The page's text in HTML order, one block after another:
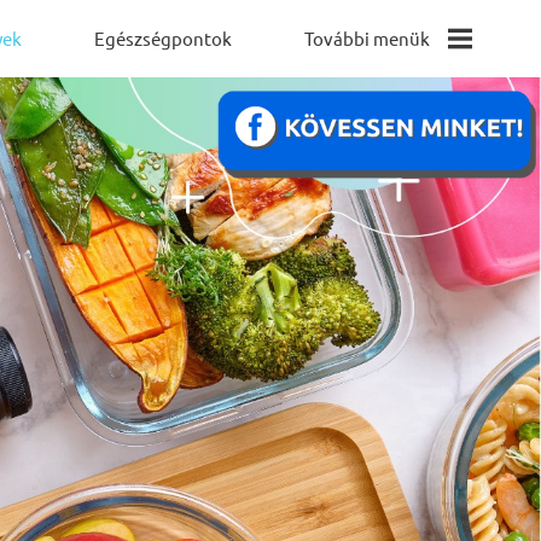
Egészségpontok További menük
Egészséges
Munkahelyek
Támogatói
Program
Egészségfejlesztési
Iroda
Elérhetőségek